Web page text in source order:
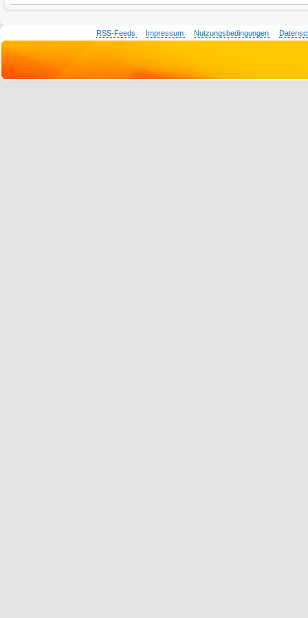
RSS-Feeds Impressum Nutzungsbedingungen